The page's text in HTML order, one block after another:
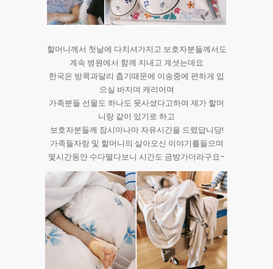
할머니께서 첫날에 다치셔가지고 보호자분들께서도
계속 병원에서 함께 지내고 계셧는데요
한국은 방콕과달리 춥기때문에 이송중에 편하게 입
으실 바지며 캐리어며
가족분들 선물도 하나도 못사셨다고하여 제가 할머
니랑 같이 있기로 하고
보호자분들께 잠시마나마 자유시간을 드렸답니당!
가족들자랑 및 할머니의 살아오신 이야기를들으며
몇시간동안 수다떨다보니 시간도 금방가더라구요~